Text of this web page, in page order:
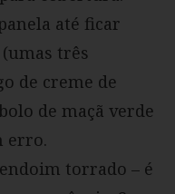
até ficar
três
de creme de
de maçã verde
erro.
torrado – é